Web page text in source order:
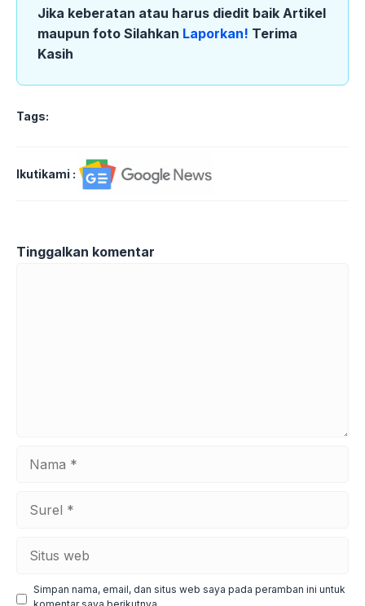
Jika keberatan atau harus diedit baik Artikel
maupun foto Silahkan Laporkan! Terima
Kasih
Tags:
Ikutikami :
Tinggalkan komentar
web
Simpan nama, email, dan situs web saya pada peramban ini untuk